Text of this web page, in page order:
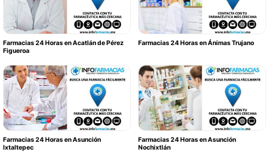
Farmacias 24 Horas en Acatlán de Pérez
Figueroa
Farmacias 24 Horas en Ánimas Trujano
Farmacias 24 Horas en Asunción
Ixtaltepec
Farmacias 24 Horas en Asunción
Nochixtlán